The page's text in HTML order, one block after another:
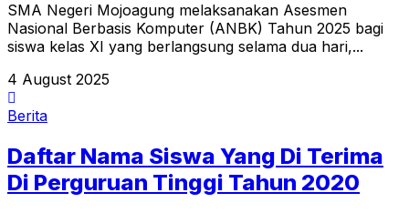
SMA Negeri Mojoagung melaksanakan Asesmen
Nasional Berbasis Komputer (ANBK) Tahun 2025 bagi
siswa kelas XI yang berlangsung selama dua hari,...
4 August 2025
Berita
Daftar Nama Siswa Yang Di Terima
Di Perguruan Tinggi Tahun 2020